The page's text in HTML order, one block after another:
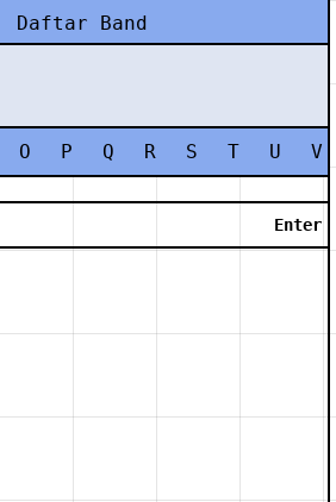
Daftar Band
O P Q R S T U V